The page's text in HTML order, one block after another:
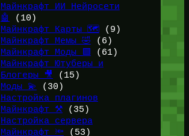
Майнкрафт ИИ Нейросети
🤖
(10)
Майнкрафт Карты 🗺️(9)
Майнкрафт Мемы 🤣 (6)
Майнкрафт Моды 🟩 (61)
Майнкрафт Ютуберы и
Блогеры 🎥
(15)
Моды 💫
(30)
Настройка плагинов
Майнкрафт ⚒️(35)
Настройка сервера
Майнкрафт 🔦 (53)